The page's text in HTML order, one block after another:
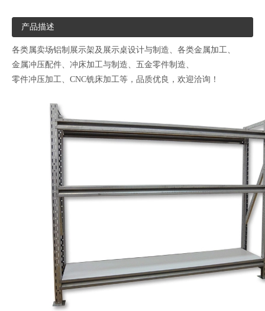
产品描述
各类属卖场铝制展示架及展示桌设计与制造、各类金属加工、
金属冲压配件、冲床加工与制造、五金零件制造、
零件冲压加工、CNC铣床加工等，品质优良，欢迎洽询！